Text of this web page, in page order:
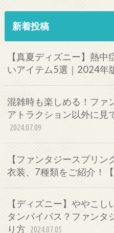
新着投稿
【真夏ディズニー】熱
いアイテム5選｜2024年
混雑時も楽しめる！ファ
アトラクション以外に見
2024.07.09
【ファンタジースプリ
衣装、7種類をご紹介！
【ディズニー】ややこ
タンバイパス？ファンタ
り方 2024.07.05